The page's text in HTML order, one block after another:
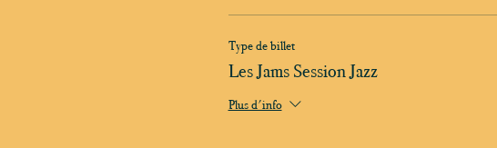
Type de billet
Les Jams Session Jazz
Plus d'info